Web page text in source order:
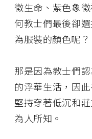
徵生命、紫色象
何教士們最後卻
為服裝的顏色呢？
那是因為教士們
的浮華生活，因
堅持穿著低沉和
為人所知。